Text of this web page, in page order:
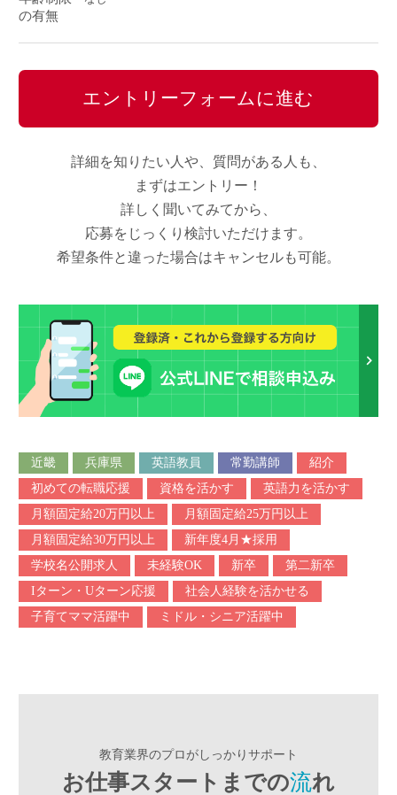
の有無
エントリーフォームに進む
詳細を知りたい人や、質問がある人も、
まずはエントリー！
詳しく聞いてみてから、
応募をじっくり検討いただけます。
希望条件と違った場合はキャンセルも可能。
近畿 兵庫県 英語教員 常勤講師
紹介
初めての転職応援
資格を活かす
英語力を活かす
月額固定給20万円以上
月額固定給25万円以上
月額固定給30万円以上
新年度4月★採用
学校名公開求人
未経験OK 新卒
第二新卒
Iターン・Uターン応援
社会人経験を活かせる
子育てママ活躍中
ミドル・シニア活躍中
教育業界のプロがしっかりサポート
お仕事スタートまでの流れ